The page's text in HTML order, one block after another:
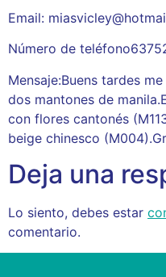
Email:
Número de
Mensaje:Buens tardes
dos mantones de
con flores cantonés
beige chinesco
Deja una
Lo siento, debes estar
comentario.